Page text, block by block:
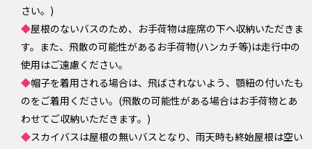
さい。)
◆屋根のないバスのため、お手荷物は座席の下へ収納いただきま
す。また、飛散の可能性があるお手荷物(ハンカチ等)は走行中の
使用はご遠慮ください。
◆帽子を着用される場合は、飛ばされないよう、顎紐の付いたも
のをご着用ください。(飛散の可能性がある場合はお手荷物とあ
わせてご収納いただきます。)
◆スカイバスは屋根の無いバスとなり、雨天時も終始屋根は空い